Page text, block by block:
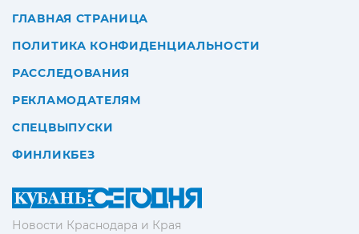
Новости Краснодара и Края
ГЛАВНАЯ СТРАНИЦА
ПОЛИТИКА КОНФИДЕНЦИАЛЬНОСТИ
РАССЛЕДОВАНИЯ
РЕКЛАМОДАТЕЛЯМ
СПЕЦВЫПУСКИ
ФИНЛИКБЕЗ